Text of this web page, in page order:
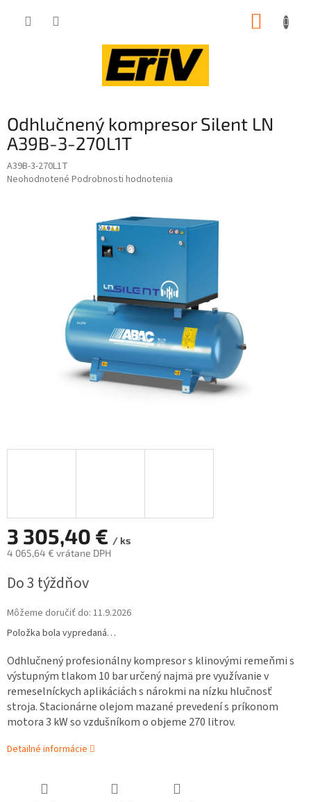
Odhlučnený kompresor Silent LN
A39B-3-270L1T
A39B-3-270L1T
Priemerné
Neohodnotené Podrobnosti hodnotenia
3 305,40 € / ks
4 065,64 € vrátane DPH
cena:
Do 3 týždňov
Môžeme doručiť do: 11.9.2026
Položka bola vypredaná…
Odhlučnený profesionálny kompresor s klinovými remeňmi s
výstupným tlakom 10 bar určený najmä pre využívanie v
remeselníckych aplikáciách s nárokmi na nízku hlučnosť
stroja. Stacionárne olejom mazané prevedení s príkonom
motora 3 kW so vzdušníkom o objeme 270 litrov.
Detailné informácie